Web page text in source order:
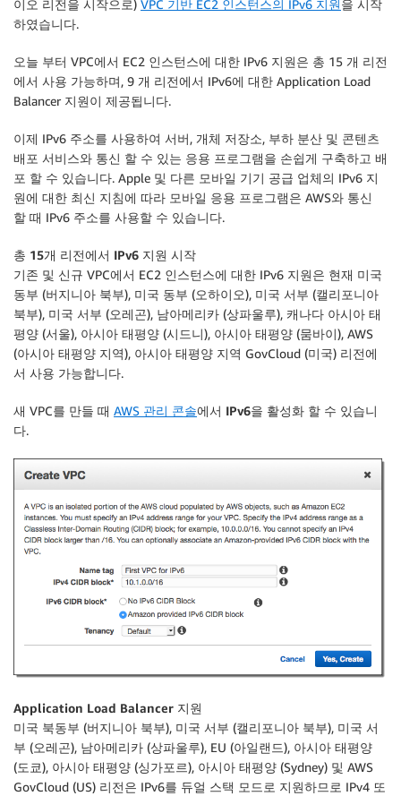
이오 리전을 시작으로) VPC 기반 EC2 인스턴스의 IPv6 지원 을 시작
하였습니다.
오늘 부터 VPC에서 EC2 인스턴스에 대한 IPv6 지원은 총 15 개 리전
에서 사용 가능하며, 9 개 리전에서 IPv6에 대한 Application Load
Balancer 지원이 제공됩니다.
이제 IPv6 주소를 사용하여 서버, 개체 저장소, 부하 분산 및 콘텐츠
배포 서비스와 통신 할 수 있는 응용 프로그램을 손쉽게 구축하고 배
포 할 수 있습니다. Apple 및 다른 모바일 기기 공급 업체의 IPv6 지
원에 대한 최신 지침에 따라 모바일 응용 프로그램은 AWS와 통신
할 때 IPv6 주소를 사용할 수 있습니다.
총 15개 리전에서 IPv6 지원 시작
기존 및 신규 VPC에서 EC2 인스턴스에 대한 IPv6 지원은 현재 미국
동부 (버지니아 북부), 미국 동부 (오하이오), 미국 서부 (캘리포니아
북부), 미국 서부 (오레곤), 남아메리카 (상파울루), 캐나다 아시아 태
평양 (서울), 아시아 태평양 (시드니), 아시아 태평양 (뭄바이), AWS
(아시아 태평양 지역), 아시아 태평양 지역 GovCloud (미국) 리전에
서 사용 가능합니다.
새 VPC를 만들 때 AWS 관리 콘솔에서 IPv6을 활성화 할 수 있습니
다.
Application Load Balancer 지원
미국 북동부 (버지니아 북부), 미국 서부 (캘리포니아 북부), 미국 서
부 (오레곤), 남아메리카 (상파울루), EU (아일랜드), 아시아 태평양
(도쿄), 아시아 태평양 (싱가포르), 아시아 태평양 (Sydney) 및 AWS
GovCloud (US) 리전은 IPv6를 듀얼 스택 모드로 지원하므로 IPv4 또